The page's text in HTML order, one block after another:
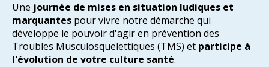
Une journée de mises en situation ludiques et
marquantes pour vivre notre démarche qui
développe le pouvoir d'agir en prévention des
Troubles Musculosquelettiques (TMS) et participe à
l'évolution de votre culture santé.